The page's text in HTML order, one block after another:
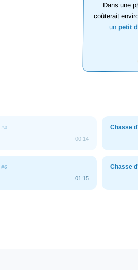
Dans une
coûterait
un petit
#4
00:14
Chasse
#6
01:15
Chasse